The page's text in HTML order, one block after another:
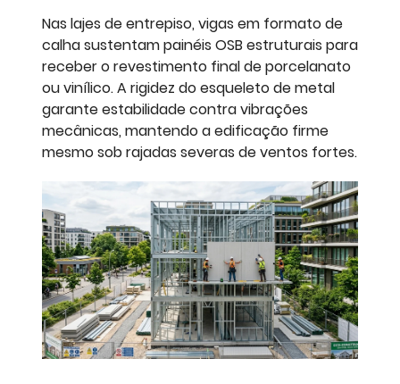
Nas lajes de entrepiso, vigas em formato de
calha sustentam painéis OSB estruturais para
receber o revestimento final de porcelanato
ou vinílico. A rigidez do esqueleto de metal
garante estabilidade contra vibrações
mecânicas, mantendo a edificação firme
mesmo sob rajadas severas de ventos fortes.